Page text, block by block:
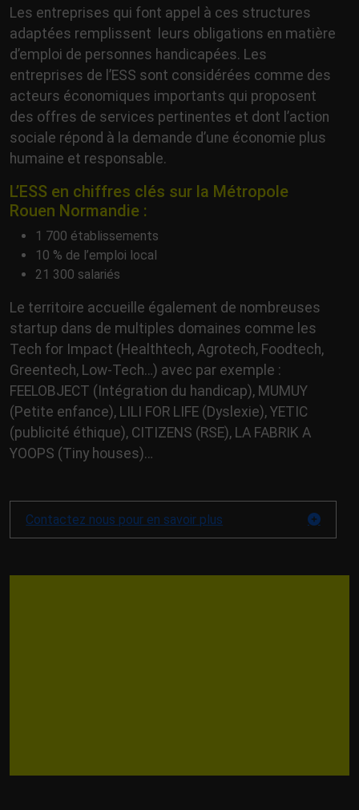
Les entreprises qui font appel à ces structures
adaptées remplissent leurs obligations en matière
d’emploi de personnes handicapées. Les
entreprises de l’ESS sont considérées comme des
acteurs économiques importants qui proposent
des offres de services pertinentes et dont l’action
sociale répond à la demande d’une économie plus
humaine et responsable.
L’ESS en chiffres clés sur la Métropole
Rouen Normandie :
1 700 établissements
10 % de l’emploi local
21 300 salariés
Le territoire accueille également de nombreuses
startup dans de multiples domaines comme les
Tech for Impact (Healthtech, Agrotech, Foodtech,
Greentech, Low-Tech…) avec par exemple :
FEELOBJECT (Intégration du handicap), MUMUY
(Petite enfance), LILI FOR LIFE (Dyslexie), YETIC
(publicité éthique), CITIZENS (RSE), LA FABRIK A
YOOPS (Tiny houses)…
Contactez nous pour en savoir plus